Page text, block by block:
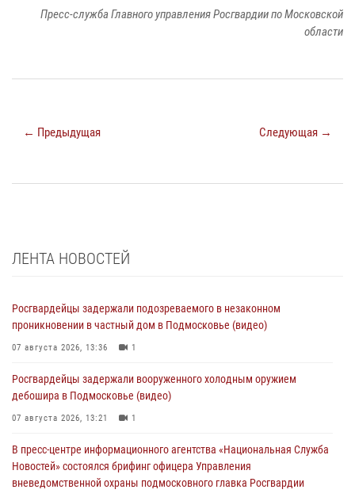
Пресс-служба Главного управления Росгвардии по Московской
области
← Предыдущая Следующая →
ЛЕНТА НОВОСТЕЙ
Росгвардейцы задержали подозреваемого в незаконном
проникновении в частный дом в Подмосковье (видео)
07 августа 2026, 13:36 1
Росгвардейцы задержали вооруженного холодным оружием
дебошира в Подмосковье (видео)
07 августа 2026, 13:21 1
В пресс-центре информационного агентства «Национальная Служба
Новостей» состоялся брифинг офицера Управления
вневедомственной охраны подмосковного главка Росгвардии